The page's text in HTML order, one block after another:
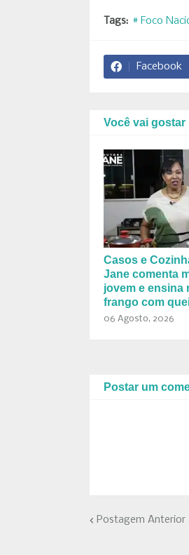
Tags: # Foco
Facebook
Você vai gostar
Casos e
Jane comenta
jovem e ensina
frango com
06 Agosto, 2026
Postar um
Postagem Anterior